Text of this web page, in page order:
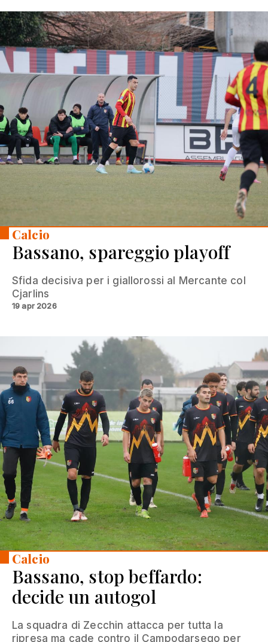
Calcio
Bassano, spareggio playoff
Sfida decisiva per i giallorossi al Mercante col
Cjarlins
19 apr 2026
Calcio
Bassano, stop beffardo:
decide un autogol
La squadra di Zecchin attacca per tutta la
ripresa ma cade contro il Campodarsego per